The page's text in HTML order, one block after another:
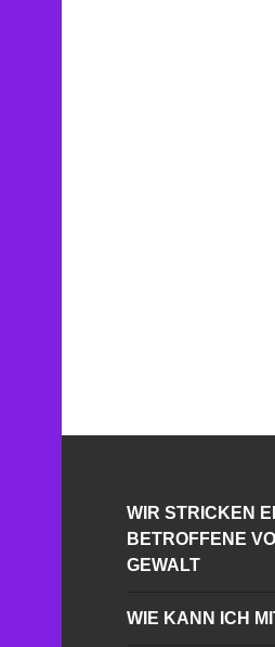
WIR STRICKEN
BETROFFENE
GEWALT
WIE KANN ICH